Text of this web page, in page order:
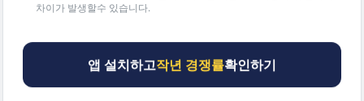
차이가 발생할수 있습니다.
앱 설치하고작년 경쟁률확인하기